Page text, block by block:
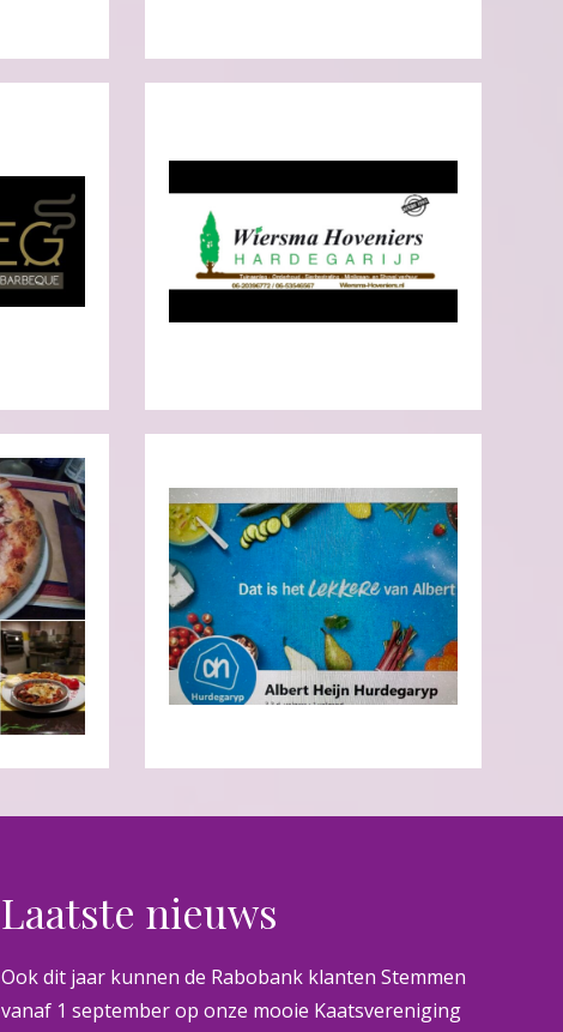
Laatste nieuws
Ook dit jaar kunnen de Rabobank klanten Stemmen
vanaf 1 september op onze mooie Kaatsvereniging